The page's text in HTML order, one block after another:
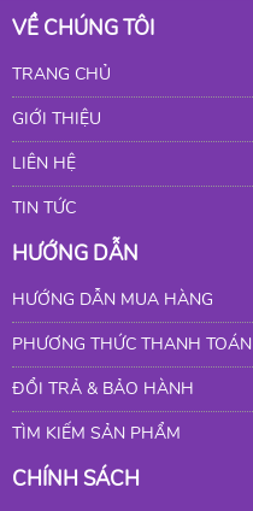
VỀ CHÚNG TÔI
TRANG CHỦ
GIỚI THIỆU
LIÊN HỆ
TIN TỨC
HƯỚNG DẪN
HƯỚNG DẪN MUA HÀNG
PHƯƠNG THỨC THANH TOÁN
ĐỔI TRẢ & BẢO HÀNH
TÌM KIẾM SẢN PHẨM
CHÍNH SÁCH